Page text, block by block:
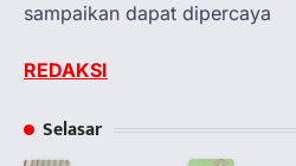
sampaikan dapat dipercaya
REDAKSI
Selasar